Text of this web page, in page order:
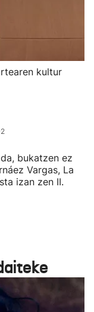
kultur
bukatzen ez
Vargas, La
izan zen II.